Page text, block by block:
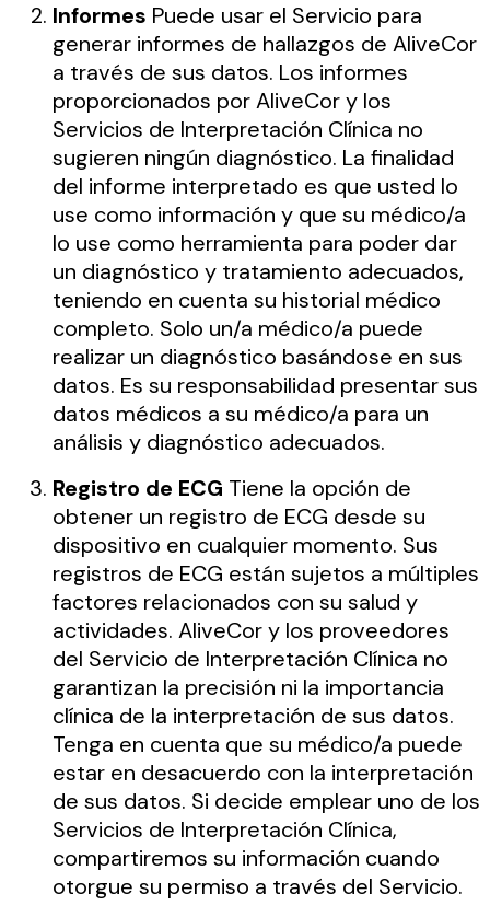
Informes Puede usar el Servicio para
generar informes de hallazgos de AliveCor
a través de sus datos. Los informes
proporcionados por AliveCor y los
Servicios de Interpretación Clínica no
sugieren ningún diagnóstico. La finalidad
del informe interpretado es que usted lo
use como información y que su médico/a
lo use como herramienta para poder dar
un diagnóstico y tratamiento adecuados,
teniendo en cuenta su historial médico
completo. Solo un/a médico/a puede
realizar un diagnóstico basándose en sus
datos. Es su responsabilidad presentar sus
datos médicos a su médico/a para un
análisis y diagnóstico adecuados.
Registro de ECG Tiene la opción de
obtener un registro de ECG desde su
dispositivo en cualquier momento. Sus
registros de ECG están sujetos a múltiples
factores relacionados con su salud y
actividades. AliveCor y los proveedores
del Servicio de Interpretación Clínica no
garantizan la precisión ni la importancia
clínica de la interpretación de sus datos.
Tenga en cuenta que su médico/a puede
estar en desacuerdo con la interpretación
de sus datos. Si decide emplear uno de los
Servicios de Interpretación Clínica,
compartiremos su información cuando
otorgue su permiso a través del Servicio.